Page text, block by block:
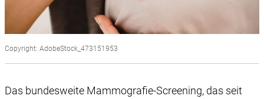
Copyright: AdobeStock_473151953
Das bundesweite Mammografie-Screening, das seit